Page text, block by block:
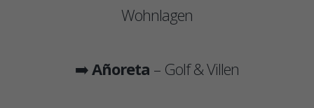
Wohnlagen
➡️Añoreta – Golf & Villen